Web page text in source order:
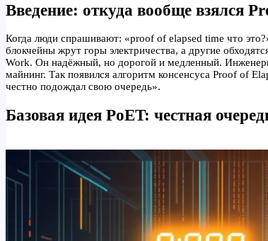
Введение: откуда вообще взялся
Когда люди спрашивают: «proof of elapsed time что
блокчейны жрут горы электричества, а другие
Work. Он надёжный, но дорогой и медленный.
майнинг. Так появился алгоритм консенсуса Proof of
честно подождал свою очередь».
Базовая идея PoET: честная